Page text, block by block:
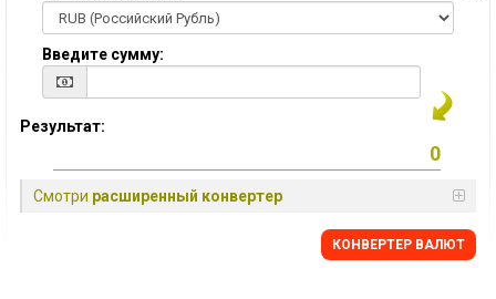
Введите сумму:
Результат:
Смотри расширенный конвертер
КОНВЕРТЕР ВАЛЮТ